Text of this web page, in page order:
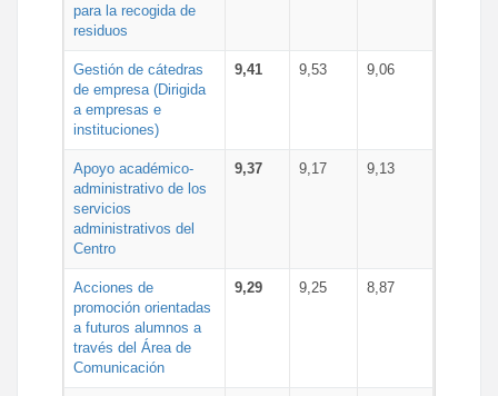
para la recogida de
residuos
Gestión de cátedras
de empresa (Dirigida
a empresas e
instituciones)
9,41 9,53 9,06
Apoyo académico-
administrativo de los
servicios
administrativos del
Centro
9,37 9,17 9,13
Acciones de
promoción orientadas
a futuros alumnos a
través del Área de
Comunicación
9,29 9,25 8,87